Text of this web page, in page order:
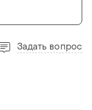
Задать вопрос